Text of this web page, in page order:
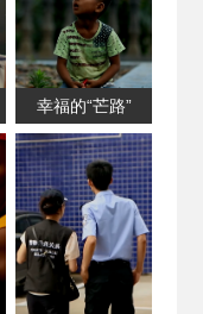
幸福的“芒路”